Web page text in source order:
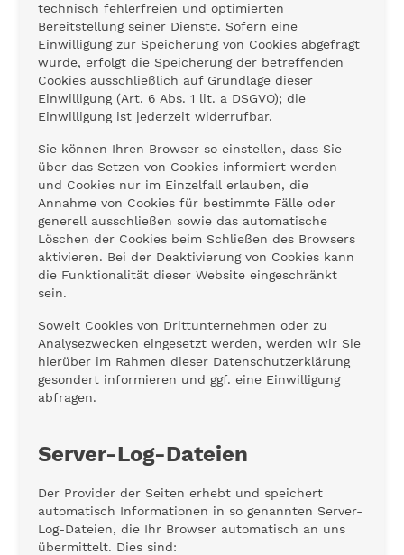
technisch fehlerfreien und optimierten
Bereitstellung seiner Dienste. Sofern eine
Einwilligung zur Speicherung von Cookies abgefragt
wurde, erfolgt die Speicherung der betreffenden
Cookies ausschließlich auf Grundlage dieser
Einwilligung (Art. 6 Abs. 1 lit. a DSGVO); die
Einwilligung ist jederzeit widerrufbar.
Sie können Ihren Browser so einstellen, dass Sie
über das Setzen von Cookies informiert werden
und Cookies nur im Einzelfall erlauben, die
Annahme von Cookies für bestimmte Fälle oder
generell ausschließen sowie das automatische
Löschen der Cookies beim Schließen des Browsers
aktivieren. Bei der Deaktivierung von Cookies kann
die Funktionalität dieser Website eingeschränkt
sein.
Soweit Cookies von Drittunternehmen oder zu
Analysezwecken eingesetzt werden, werden wir Sie
hierüber im Rahmen dieser Datenschutzerklärung
gesondert informieren und ggf. eine Einwilligung
abfragen.
Server-Log-Dateien
Der Provider der Seiten erhebt und speichert
automatisch Informationen in so genannten Server-
Log-Dateien, die Ihr Browser automatisch an uns
übermittelt. Dies sind: